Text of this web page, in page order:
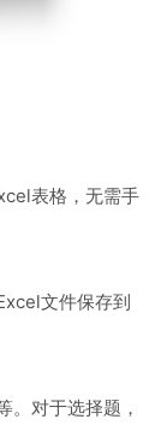
表格，无需手
文件保存到
。对于选择题，